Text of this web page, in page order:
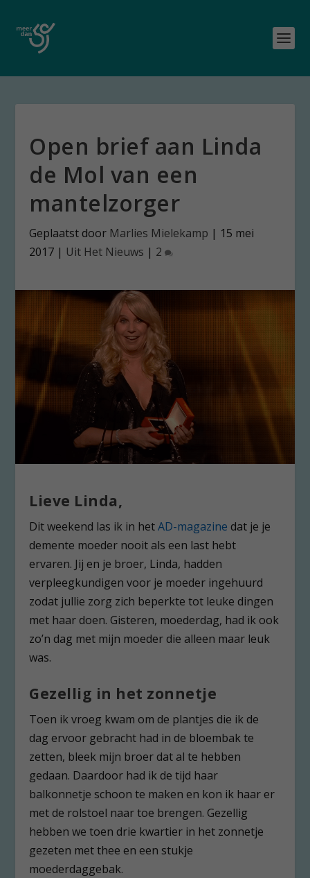
Open brief aan Linda
de Mol van een
mantelzorger
Geplaatst door Marlies Mielekamp | 15 mei
2017 | Uit Het Nieuws | 2
Lieve Linda,
Dit weekend las ik in hetAD-magazine dat je je
demente moeder nooit als een last hebt
ervaren. Jij en je broer, Linda, hadden
verpleegkundigen voor je moeder ingehuurd
zodat jullie zorg zich beperkte tot leuke dingen
met haar doen. Gisteren, moederdag, had ik ook
zo’n dag met mijn moeder die alleen maar leuk
was.
Gezellig in het zonnetje
Toen ik vroeg kwam om de plantjes die ik de
dag ervoor gebracht had in de bloembak te
zetten, bleek mijn broer dat al te hebben
gedaan. Daardoor had ik de tijd haar
balkonnetje schoon te maken en kon ik haar er
met de rolstoel naar toe brengen. Gezellig
hebben we toen drie kwartier in het zonnetje
gezeten met thee en een stukje
moederdaggebak.